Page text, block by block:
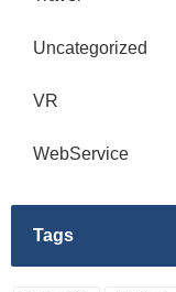
Uncategorized
VR
WebService
Tags